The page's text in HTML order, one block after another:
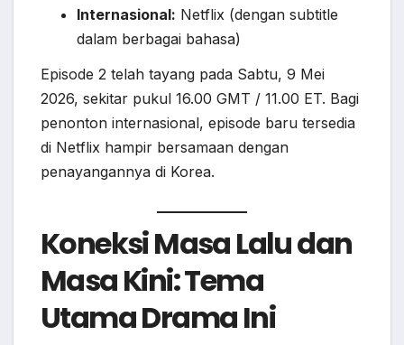
Internasional: Netflix (dengan subtitle
dalam berbagai bahasa)
Episode 2 telah tayang pada Sabtu, 9 Mei
2026, sekitar pukul 16.00 GMT / 11.00 ET. Bagi
penonton internasional, episode baru tersedia
di Netflix hampir bersamaan dengan
penayangannya di Korea.
Koneksi Masa Lalu dan
Masa Kini: Tema
Utama Drama Ini